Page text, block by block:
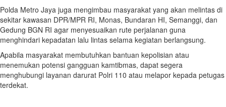
Polda Metro Jaya juga mengimbau masyarakat yang akan melintas di
sekitar kawasan DPR/MPR RI, Monas, Bundaran HI, Semanggi, dan
Gedung BGN RI agar menyesuaikan rute perjalanan guna
menghindari kepadatan lalu lintas selama kegiatan berlangsung.
Apabila masyarakat membutuhkan bantuan kepolisian atau
menemukan potensi gangguan kamtibmas, dapat segera
menghubungi layanan darurat Polri 110 atau melapor kepada petugas
terdekat.